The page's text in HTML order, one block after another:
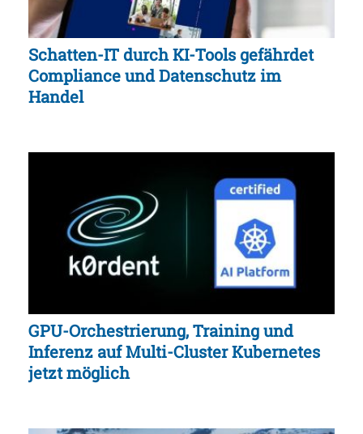
Schatten-IT durch KI-Tools gefährdet
Compliance und Datenschutz im
Handel
GPU-Orchestrierung, Training und
Inferenz auf Multi-Cluster Kubernetes
jetzt möglich